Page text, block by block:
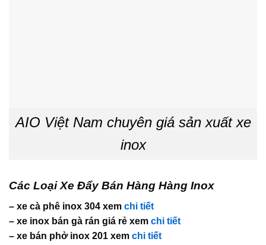
AIO Việt Nam chuyên giá sản xuất xe
inox
Các Loại Xe Đẩy Bán Hàng Hàng Inox
– xe cà phê inox 304 xem chi tiết
– xe inox bán gà rán giá rẻ xem chi tiết
– xe bán phở inox 201 xem chi tiết